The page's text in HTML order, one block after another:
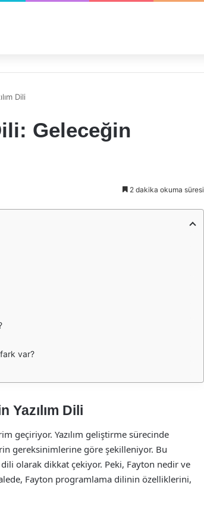
Dili
Geleceğin
2 dakika okuma süresi
var?
Yazılım Dili
geçiriyor. Yazılım geliştirme sürecinde
gereksinimlerine göre şekilleniyor. Bu
olarak dikkat çekiyor. Peki, Fayton nedir ve
Fayton programlama dilinin özelliklerini,